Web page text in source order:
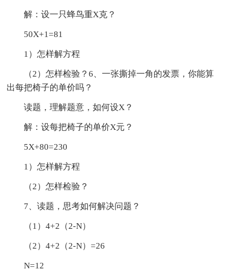
解：设一只蜂鸟重X克？
50X+1=81
1）怎样解方程
（2）怎样检验？6、一张撕掉一角的发票，你能算
出每把椅子的单价吗？
读题，理解题意，如何设X？
解：设每把椅子的单价X元？
5X+80=230
1）怎样解方程
（2）怎样检验？
7、读题，思考如何解决问题？
（1）4+2（2-N）
（2）4+2（2-N）=26
N=12